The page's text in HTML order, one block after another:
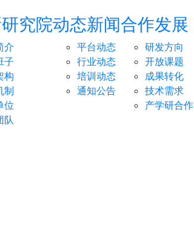
究院
介
子
构
制
位
队
动态新闻
平台动态
行业动态
培训动态
通知公告
合作发展
研发方向
开放课题
成果转化
技术需求
产学研合作